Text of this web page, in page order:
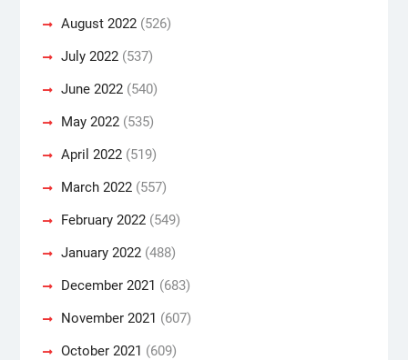
August 2022(526)
July 2022(537)
June 2022(540)
May 2022(535)
April 2022(519)
March 2022(557)
February 2022(549)
January 2022(488)
December 2021 (683)
November 2021 (607)
October 2021 (609)